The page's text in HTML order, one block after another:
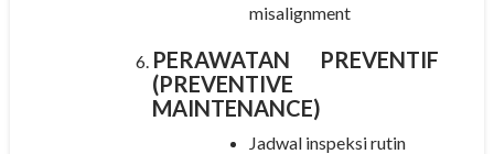
misalignment
PERAWATAN PREVENTIF
(PREVENTIVE
MAINTENANCE)
Jadwal inspeksi rutin